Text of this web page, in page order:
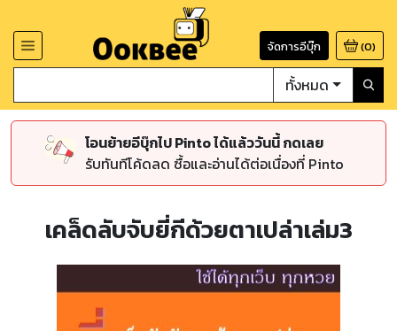
จัดการอีบุ๊ก (0)
ทั้งหมด
โอนย้ายอีบุ๊กไป Pinto ได้แล้ววันนี้ กดเลย
รับทันทีโค้ดลด ซื้อและอ่านได้ต่อเนื่องที่ Pinto
เคล็ดลับจับยี่กีด้วยตาเปล่าเล่ม3